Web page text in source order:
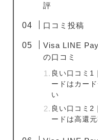
評
口コミ投稿
Visa LINE
の口コミ
良い口コミ1
ードはカー
い
良い口コミ2
ードは高還